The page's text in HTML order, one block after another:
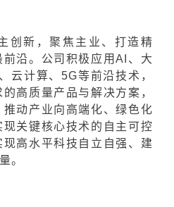
创新，聚焦主业、打造精
沿。公司积极应用AI、大
云计算、5G等前沿技术，
高质量产品与解决方案，
动产业向高端化、绿色化
关键核心技术的自主可控
高水平科技自立自强、建
。